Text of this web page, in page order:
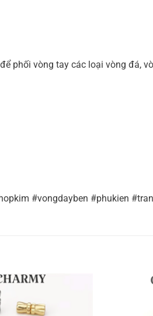
phối vòng tay các loại vòng đá,
#vongdayben #phukien